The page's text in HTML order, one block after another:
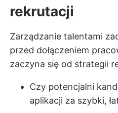
rekrutacji
Zarządzanie talentami
przed dołączeniem
zaczyna się od strategii
Czy potencjalni
aplikacji za szybki,